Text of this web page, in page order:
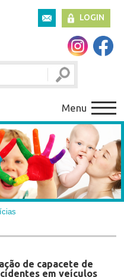
LOGIN
Menu
de capacete de
em veículos